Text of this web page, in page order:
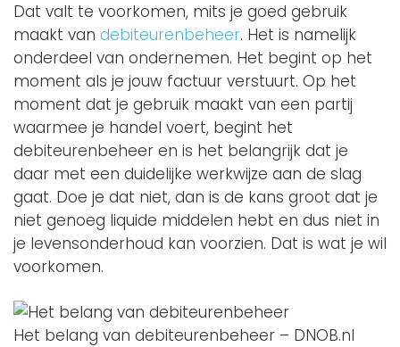
Dat valt te voorkomen, mits je goed gebruik
maakt van debiteurenbeheer. Het is namelijk
onderdeel van ondernemen. Het begint op het
moment als je jouw factuur verstuurt. Op het
moment dat je gebruik maakt van een partij
waarmee je handel voert, begint het
debiteurenbeheer en is het belangrijk dat je
daar met een duidelijke werkwijze aan de slag
gaat. Doe je dat niet, dan is de kans groot dat je
niet genoeg liquide middelen hebt en dus niet in
je levensonderhoud kan voorzien. Dat is wat je wil
voorkomen.
Het belang van debiteurenbeheer – DNOB.nl